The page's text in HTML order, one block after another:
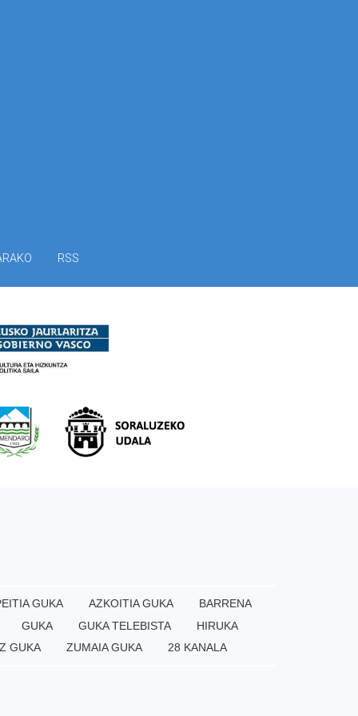
RSS
GUKA AZKOITIA GUKA
BARRENA
GUKA
GUKA TELEBISTA
HIRUKA
GUKA
ZUMAIA GUKA 28 KANALA